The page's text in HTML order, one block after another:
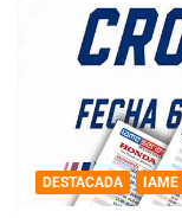
DESTACADA